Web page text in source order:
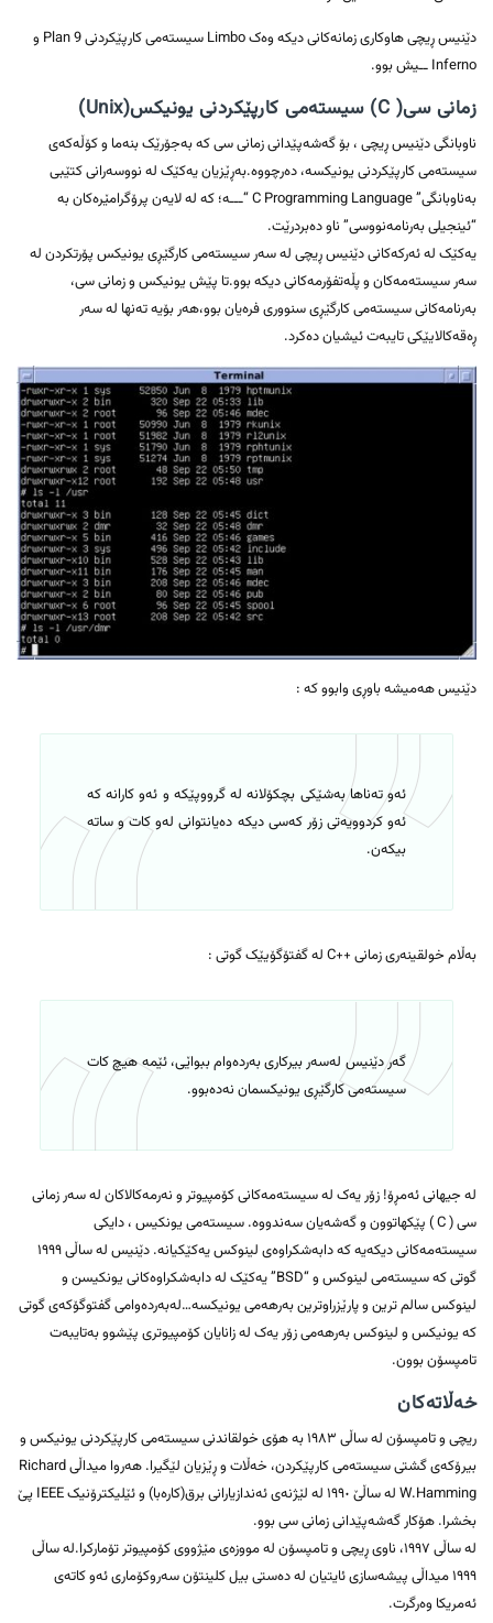
دێنیس ڕیچی هاوکاری زمانەکانی دیکە وەک Limbo سیستەمی کارپێکردنی Plan 9 و
Inferno ــیش بوو.
زمانی سی( C) سیستەمی کارپێکردنی یونیکس(Unix)
ناوبانگی دێنیس ڕیچی ، بۆ گەشەپێدانی زمانی سی کە بەجۆرێک بنەما و کۆڵەکەی
سیستەمی کارپێکردنی یونیکسە، دەرچووە.بەڕێزیان یەکێک لە نووسەرانی کتێبی
بەناوبانگی” C Programming Language “ـــە؛ کە لە لایەن پرۆگرامێرەکان بە
“ئینجیلی بەرنامەنووسی” ناو دەبردرێت.
یەکێک لە ئەرکەکانی دێنیس ڕیچی لە سەر سیستەمی کارگێڕی یونیکس پۆرتکردن لە
سەر سیستەمەکان و پڵەتفۆرمەکانی دیکە بوو.تا پێش یونیکس و زمانی سی،
بەرنامەکانی سیستەمی کارگێڕی سنووری فرەیان بوو،هەر بۆیە تەنها لە سەر
ڕەقەکالایێکی تایبەت ئیشیان دەکرد.
دێنیس هەمیشە باوڕی وابوو کە :
ئەو تەناها بەشێکی بچکۆلانە لە گرووپێکە و ئەو کارانە کە
ئەو کردوویەتی زۆر کەسی دیکە دەیانتوانی لەو کات و ساتە
بیکەن.
بەڵام خولقینەری زمانی ++C لە گفتۆگۆیێک گوتی :
گەر دێنیس لەسەر بیرکاری بەردەوام ببواێی، ئێمە هیچ کات
سیستەمی کارگێڕی یونیکسمان نەدەبوو.
لە جیهانی ئەمڕۆ! زۆر یەک لە سیستەمەکانی کۆمپیوتر و نەرمەکالاکان لە سەر زمانی
سی ( C ) پێکهاتوون و گەشەیان سەندووە. سیستەمی یونکیس ، دایکی
سیستەمەکانی دیکەیە کە دابەشکراوەی لینوکس یەکێکیانە. دێنیس لە ساڵی ١٩٩٩
گوتی کە سیستەمی لینوکس و “BSD” یەکێک لە دابەشکراوەکانی یونکیسن و
لینوکس سالم ترین و پارێزراوترین بەرهەمی یونیکسە…لەبەردەوامی گفتوگۆکەی گوتی
کە یونیکس و لینوکس بەرهەمی زۆر یەک لە زانایان کۆمپیوتری پێشوو بەتایبەت
تامپسۆن بوون.
خەڵاتەکان
ریچی و تامپسۆن لە ساڵی ١٩٨٣ بە هۆی خولقاندنی سیستەمی کارپێکردنی یونیکس و
بیرۆکەی گشتی سیستەمی کارپێکردن، خەڵات و ڕێزیان لێگیرا. هەروا میداڵی Richard
W.Hamming لە ساڵێ ١٩٩٠ لە لێژنەی ئەندازیارانی برق(کارەبا) و ئێلیکترۆنیک IEEE پێ
بخشرا. هۆکار گەشەپێدانی زمانی سی بوو.
لە ساڵی ١٩٩٧، ناوی ڕیچی و تامپسۆن لە مووزەی مێژووی کۆمپیوتر تۆمارکرا.لە ساڵی
١٩٩٩ میداڵی پیشەسازی ئایتیان لە دەستی بیل کلینتۆن سەروکۆماری ئەو کاتەی
ئەمریکا وەرگرت.